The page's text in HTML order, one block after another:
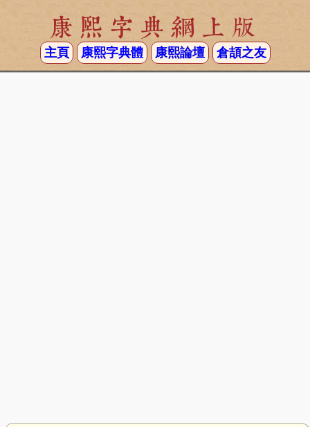
康熙字典網上版
主頁 康熙字典體 康熙論壇 倉頡之友